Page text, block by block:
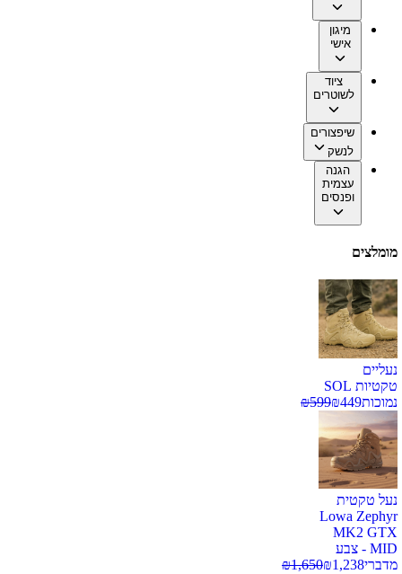
מיגון
אישי
ציוד
לשוטרים
שיפצורים
לנשק
הגנה
עצמית
ופנסים
מומלצים
נעליים
טקטיות SOL
נמוכות
₪449
₪599
נעל טקטית
Lowa Zephyr
MK2 GTX
MID - צבע
מדברי
₪1,238
₪1,650